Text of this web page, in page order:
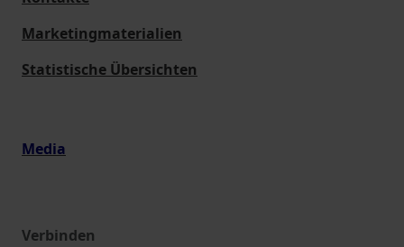
Marketingmaterialien
Statistische Übersichten
Media
Verbinden